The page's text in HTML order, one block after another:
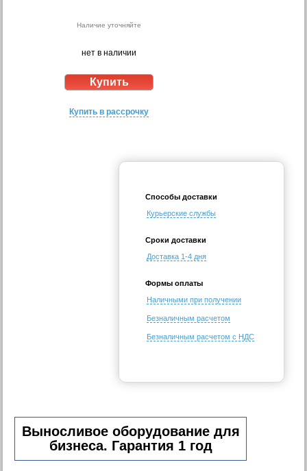
Наличие уточняйте
нет в наличии
Купить в рассрочку
Способы доставки
Курьерские службы
Сроки доставки
Доставка 1-4 дня
Формы оплаты
Наличными при получении
Безналичным расчетом
Безналичным расчетом с НДС
Выносливое оборудование для
бизнеса. Гарантия 1 год